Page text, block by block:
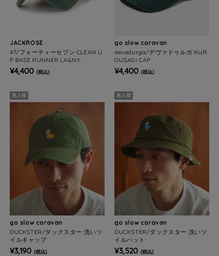
JACKROSE
47/フォーティーセブン CLEAN U
P BASE RUNNER LA&NY
¥4,400 (税込)
go slow caravan
devadurga/デヴァドゥルガ KUR
OUSAGI CAP
¥4,400 (税込)
再入荷
go slow caravan
DUCKSTER/ダックスター 洗いツ
イルキャップ
¥3,190 (税込)
再入荷
go slow caravan
DUCKSTER/ダックスター 洗いツ
イルハット
¥3,520 (税込)